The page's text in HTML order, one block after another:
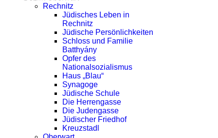
Rechnitz
Jüdisches Leben in
Rechnitz
Jüdische Persönlichkeiten
Schloss und Familie
Batthyány
Opfer des
Nationalsozialismus
Haus „Blau“
Synagoge
Jüdische Schule
Die Herrengasse
Die Judengasse
Jüdischer Friedhof
Kreuzstadl